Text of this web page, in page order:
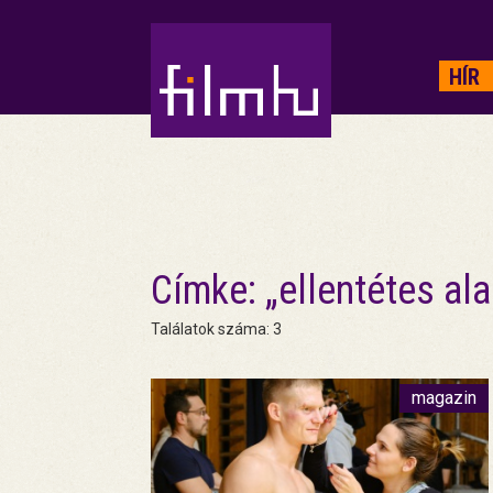
HÍR
Címke: „ellentétes
Találatok száma: 3
magazin